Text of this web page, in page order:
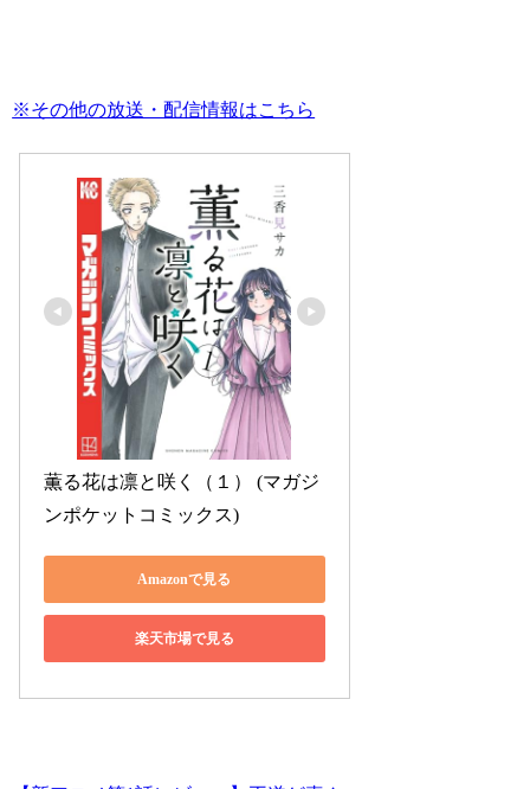
※その他の放送・配信情報はこちら
薫る花は凛と咲く（１） (マガジ
ンポケットコミックス)
Amazonで見る
楽天市場で見る